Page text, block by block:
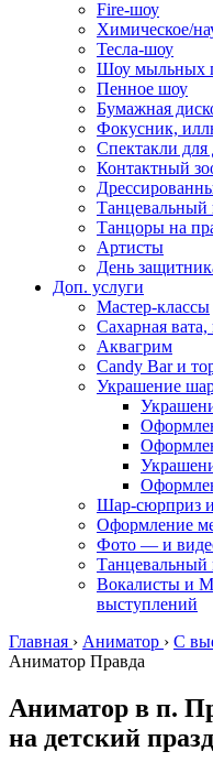
Fire-шоу
Химическое/
Тесла-шоу
Шоу мыльных
Пенное шоу
Бумажная
Фокусник,
Спектакли для
Контактный
Танцевальный
Танцоры на
Артисты
День
Доп. услуги
Мастер-классы
Сахарная
Аквагрим
Candy Bar и
Украшение
Шар-сюрприз
Оформление
Фото — и
Танцевальный
Вокалисты и
выступлений
Главная › Аниматор › С
Аниматор Правда
Аниматор в п.
на детский